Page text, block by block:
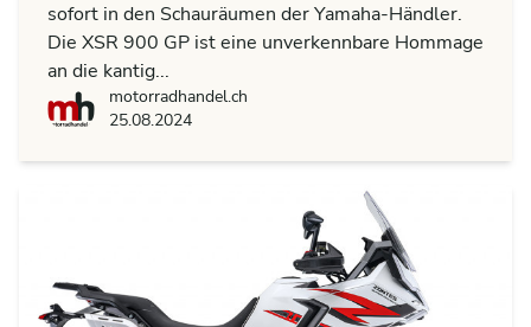
sofort in den Schauräumen der Yamaha-Händler.
Die XSR 900 GP ist eine unverkennbare Hommage
an die kantig...
motorradhandel.ch
motorradhandel.ch
25.08.2024